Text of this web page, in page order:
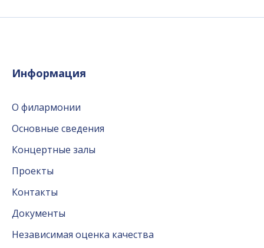
Информация
О филармонии
Основные сведения
Концертные залы
Проекты
Контакты
Документы
Независимая оценка качества